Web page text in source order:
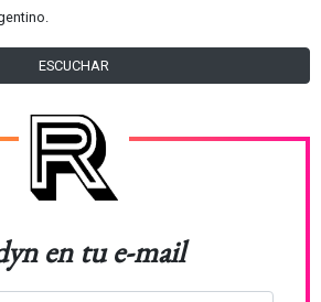
ESCUCHAR
en tu e-mail